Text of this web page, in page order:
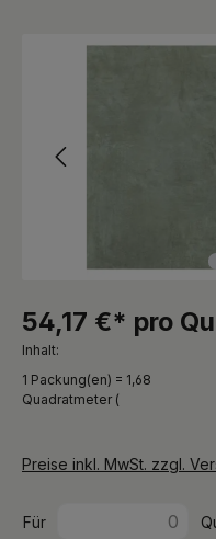
Bildergalerie überspringen
54,17 €* pro
Inhalt:
1 Packung(en) = 1,68
Quadratmeter (
Preise inkl. MwSt. zzgl.
Für